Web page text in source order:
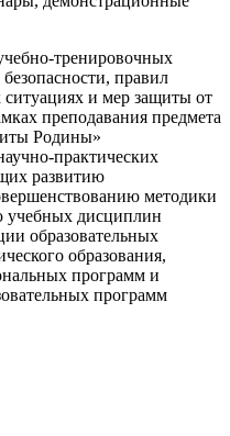
тренировочных
правил
ситуациях и мер защиты от
преподавания предмета
Родины»
практических
развитию
методики
учебных дисциплин
образовательных
образования,
программ и
программ